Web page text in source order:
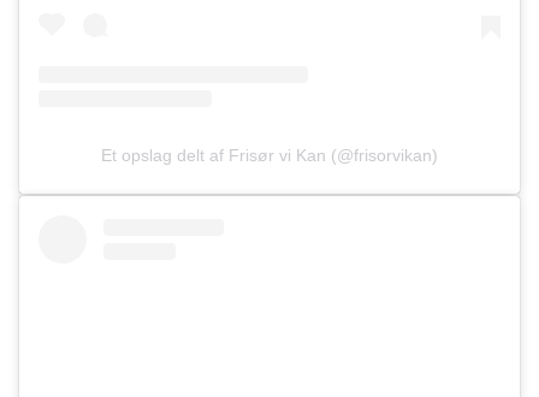
Et opslag delt af Frisør vi Kan (@frisorvikan)